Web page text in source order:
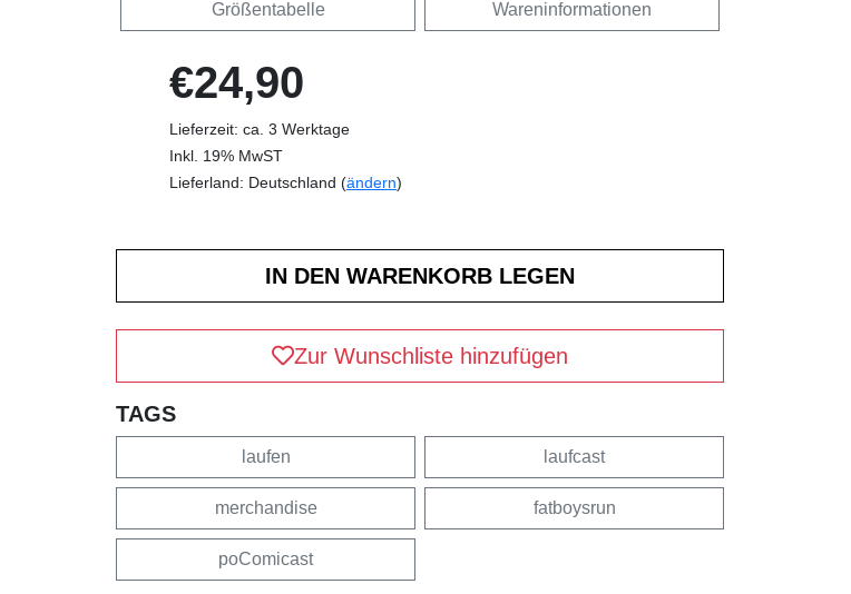
Größentabelle Wareninformationen
€24,90
Lieferzeit: ca. 3 Werktage
Inkl. 19% MwST
Lieferland: Deutschland (ändern)
Zur Wunschliste hinzufügen
TAGS
laufen laufcast
merchandise fatboysrun
poComicast